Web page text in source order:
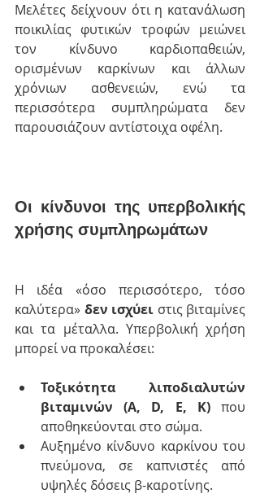
Μελέτες δείχνουν ότι η κατανάλωση
ποικιλίας φυτικών τροφών μειώνει
τον κίνδυνο καρδιοπαθειών,
ορισμένων καρκίνων και άλλων
χρόνιων ασθενειών, ενώ τα
περισσότερα συμπληρώματα δεν
παρουσιάζουν αντίστοιχα οφέλη.
Οι κίνδυνοι της υπερβολικής
χρήσης συμπληρωμάτων
Η ιδέα «όσο περισσότερο, τόσο
καλύτερα» δεν ισχύει στις βιταμίνες
και τα μέταλλα. Υπερβολική χρήση
μπορεί να προκαλέσει:
Τοξικότητα λιποδιαλυτών
βιταμινών (A, D, E, K) που
αποθηκεύονται στο σώμα.
Αυξημένο κίνδυνο καρκίνου του
πνεύμονα, σε καπνιστές από
υψηλές δόσεις β-καροτίνης.